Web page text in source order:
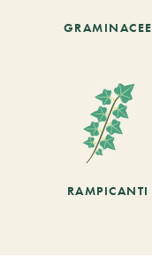
GRAMINACEE
RAMPICANTI